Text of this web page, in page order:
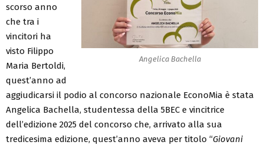
Angelica Bachella
scorso anno
che tra i
vincitori ha
visto Filippo
Maria Bertoldi,
quest’anno ad
aggiudicarsi il podio al concorso nazionale EconoMia è stata
Angelica Bachella, studentessa della 5BEC e vincitrice
dell’edizione 2025 del concorso che, arrivato alla sua
tredicesima edizione, quest’anno aveva per titolo “Giovani